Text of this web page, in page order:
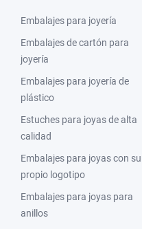
Embalajes para joyería
Embalajes de cartón para
joyería
Embalajes para joyería de
plástico
Estuches para joyas de alta
calidad
Embalajes para joyas con su
propio logotipo
Embalajes para joyas para
anillos